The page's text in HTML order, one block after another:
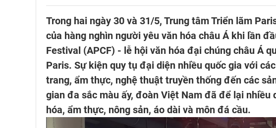
Trong hai ngày 30 và 31/5, Trung tâm Triển lãm
của hàng nghìn người yêu văn hóa châu Á khi lần
Festival (APCF) - lễ hội văn hóa đại chúng châu Á
Paris. Sự kiện quy tụ đại diện nhiều quốc gia với
trang, ẩm thực, nghệ thuật truyền thống đến các
gian đa sắc màu ấy, đoàn Việt Nam đã để lại nhiều
hóa, ẩm thực, nông sản, áo dài và môn đá cầu.